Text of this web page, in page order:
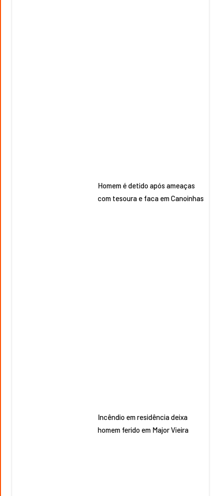
Homem é detido após ameaças
com tesoura e faca em Canoinhas
Incêndio em residência deixa
homem ferido em Major Vieira